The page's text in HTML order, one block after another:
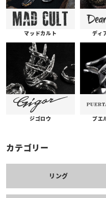
マッドカルト ディ
ジゴロウ プエ
カテゴリー
リング